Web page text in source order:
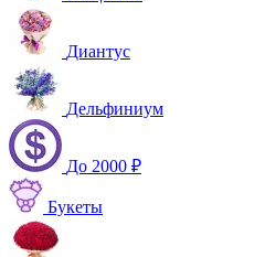
Диантус
Дельфиниум
До 2000 ₽
Букеты